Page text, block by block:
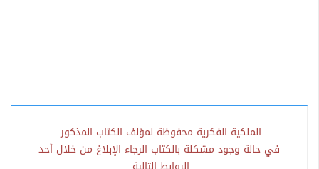
الملكية الفكرية محفوظة لمؤلف الكتاب المذكور.
في حالة وجود مشكلة بالكتاب الرجاء الإبلاغ من خلال أحد